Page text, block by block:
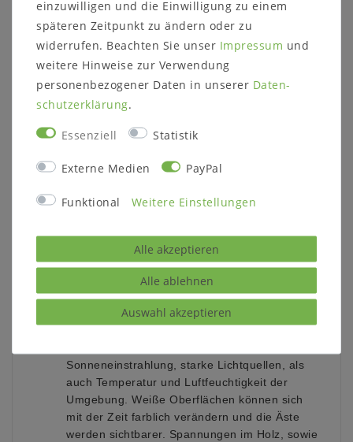
Schenkel-Innenmaße: ca. 108 x 108 cm
für Tische mit den Maßen: 95x95 cm
Sitzhöhe: 45 cm
Sitztiefe: 45 cm
Details:
Beinprofil: 6x6 cm
Weitere Informationen zum
Holzart:wahlweise
rustikale Asteiche natur geölt
rustikale Asteiche bianco geölt
Massivholz ist ein organisches Material, das
sich an die jeweiligen Umgebungsbedingungen
anpasst. Im Laufe der Zeit können
Sonneneinstrahlung, starke Lichtquellen, als
auch Temperatur und Luftfeuchtigkeit der
Umgebung. Weiße Oberflächen können sich
mit der Zeit farblich verändern und die Äste
werden sichtbarer. Spannungen im Holz, sowie
einzuwilligen und die Einwilligung zu einem
späteren Zeitpunkt zu ändern oder zu
widerrufen. Beachten Sie unser Impressum und
weitere Hinweise zur Verwendung
personenbezogener Daten in unserer Daten­
schutz­erklärung.
Essenziell Statistik
Externe Medien PayPal
Funktional Weitere Einstellungen
Alle akzeptieren
Alle ablehnen
Auswahl akzeptieren